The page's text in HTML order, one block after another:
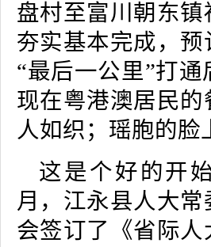
盘村至富川朝东
夯实基本完成，
“最后一公里”打
现在粤港澳居民
人如织；瑶胞的
这是个好的开
月，江永县人大
会签订了《省际